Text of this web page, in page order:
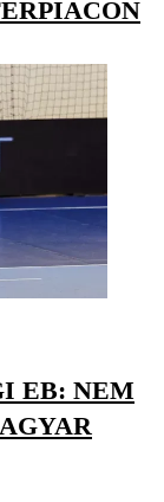
EB: NEM